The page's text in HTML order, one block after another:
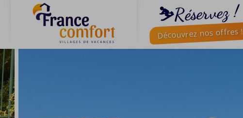
⛷️Réservez !
Découvrez nos offres !